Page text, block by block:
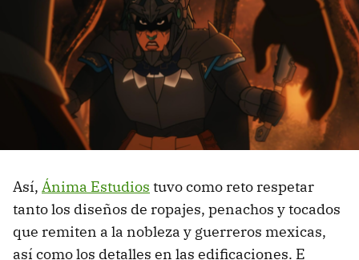
Así, Ánima Estudios tuvo como reto respetar
tanto los diseños de ropajes, penachos y tocados
que remiten a la nobleza y guerreros mexicas,
así como los detalles en las edificaciones. E